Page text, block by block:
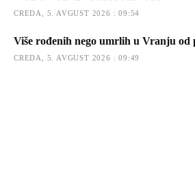
CREDA, 5. AVGUST 2026 : 09:54
Više rođenih nego umrlih u Vranju od
CREDA, 5. AVGUST 2026 : 09:49